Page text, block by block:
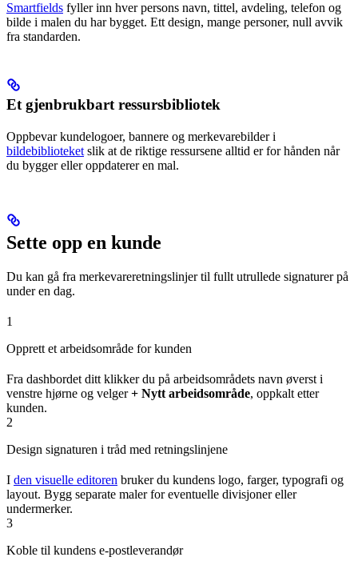
Smartfields fyller inn hver persons navn, tittel, avdeling, telefon og
bilde i malen du har bygget. Ett design, mange personer, null avvik
fra standarden.
Et gjenbrukbart ressursbibliotek
Oppbevar kundelogoer, bannere og merkevarebilder i
bildebiblioteketslik at de riktige ressursene alltid er for hånden når
du bygger eller oppdaterer en mal.
Sette opp en kunde
Du kan gå fra merkevareretningslinjer til fullt utrullede signaturer på
under en dag.
1
Opprett et arbeidsområde for kunden
Fra dashbordet ditt klikker du på arbeidsområdets navn øverst i
venstre hjørne og velger+ Nytt arbeidsområde, oppkalt etter
kunden.
2
Design signaturen i tråd med retningslinjene
I den visuelle editoren bruker du kundens logo, farger, typografi og
layout. Bygg separate maler for eventuelle divisjoner eller
undermerker.
3
Koble til kundens e-postleverandør